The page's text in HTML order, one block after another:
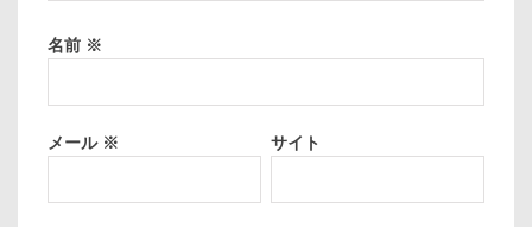
名前 ※
メール ※ サイト